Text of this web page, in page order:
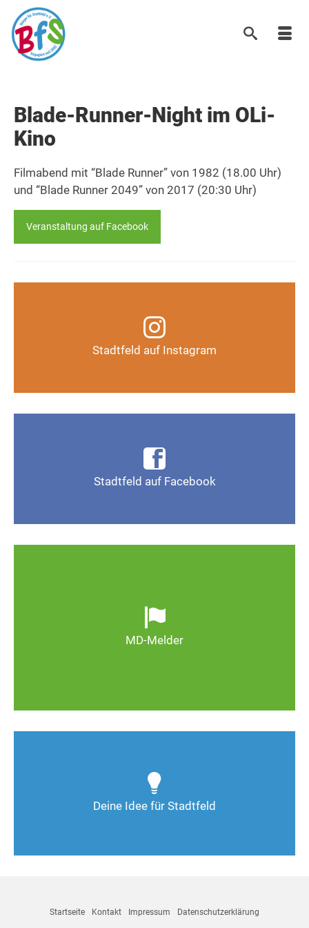
Blade-Runner-Night im OLi-
Kino
Filmabend mit “Blade Runner” von 1982 (18.00 Uhr)
und “Blade Runner 2049” von 2017 (20:30 Uhr)
Veranstaltung auf Facebook
Stadtfeld auf Instagram
Instagram-Kanal
Auf Instagram folgen
Stadtfeld auf Facebook
Seite Magdeburg-Stadtfeld
MD-Melder
wild entsorgter Müll. Melden Sie Mängel, damit
Magdeburg schöner und lebenswerter wird.
Deine Idee für Stadtfeld
Deine Ideen sind gefragt!
Startseite Kontakt Impressum Datenschutzerklärung